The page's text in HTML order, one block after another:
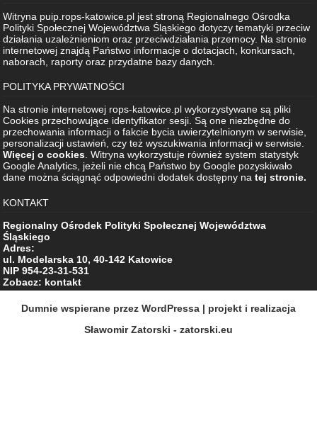
Witryna puip.rops-katowice.pl jest stroną Regionalnego Ośrodka
Polityki Społecznej Województwa Śląskiego dotyczy tematyki przeciw
działania uzależnieniom oraz przeciwdziałania przemocy. Na stronie
internetowej znajdą Państwo informacje o dotacjach, konkursach,
naborach, raporty oraz przydatne bazy danych.
POLITYKA PRYWATNOŚCI
Na stronie internetowej rops-katowice.pl wykorzystywane są pliki
Cookies przechowujące identyfikator sesji. Są one niezbędne do
przechowania informacji o fakcie bycia uwierzytelnionym w serwisie,
personalizacji ustawień, czy też wyszukiwania informacji w serwisie.
Więcej o cookies . Witryna wykorzystuje również system statystyk
Google Analytics, jeżeli nie chcą Państwo by Google pozyskiwało
dane można ściągnąć odpowiedni dodatek dostępny na tej stronie.
KONTAKT
Regionalny Ośrodek Polityki Społecznej Województwa
Śląskiego
Adres:
ul. Modelarska 10, 40-142 Katowice
NIP 954-23-31-531
Zobacz: kontakt
Dumnie wspierane przez WordPressa | projekt i realizacja
Sławomir Zatorski - zatorski.eu